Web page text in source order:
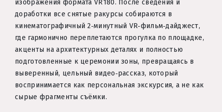
изображения формата VR180. После сведения и
доработки все снятые ракурсы собираются в
кинематографичный 2‑минутный VR‑фильм‑дайджест,
где гармонично переплетаются прогулка по площадке,
акценты на архитектурных деталях и полностью
подготовленные к церемонии зоны, превращаясь в
выверенный, цельный видео‑рассказ, который
воспринимается как персональная экскурсия, а не как
сырые фрагменты съёмки.